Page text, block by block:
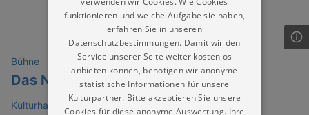
Bühne
Das Notfalltelefon
Kulturhafen Dresden
funktionieren und welche Aufgabe sie haben,
erfahren Sie in unseren
Datenschutzbestimmungen. Damit wir den
Service unserer Seite weiter kostenlos
anbieten können, benötigen wir anonyme
statistische Informationen für unsere
Kulturpartner. Bitte akzeptieren Sie unsere
Cookies für diese anonyme Auswertung. Ihre